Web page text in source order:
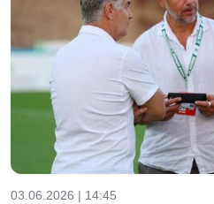
03.06.2026 | 14:45